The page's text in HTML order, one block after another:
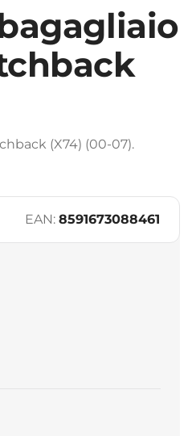
(X74) (00-07).
EAN: 8591673088461